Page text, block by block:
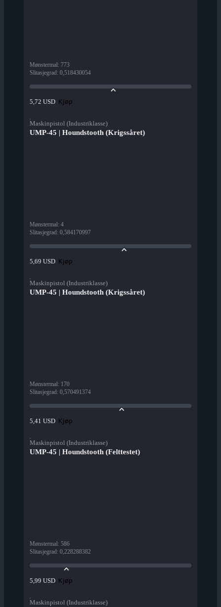
Mønstermal: 773
Slitasjegrad: 0,518430054
5,72 USD Kjøp
Maskinpistol (Industriklasse)
UMP-45 | Houndstooth (Krigssåret)
Mønstermal: 4
Slitasjegrad: 0,584170997
5,69 USD Kjøp
Maskinpistol (Industriklasse)
UMP-45 | Houndstooth (Krigssåret)
Mønstermal: 170
Slitasjegrad: 0,570491374
5,41 USD Kjøp
Maskinpistol (Industriklasse)
UMP-45 | Houndstooth (Felttestet)
Mønstermal: 586
Slitasjegrad: 0,228288382
5,99 USD Kjøp
Maskinpistol (Industriklasse)